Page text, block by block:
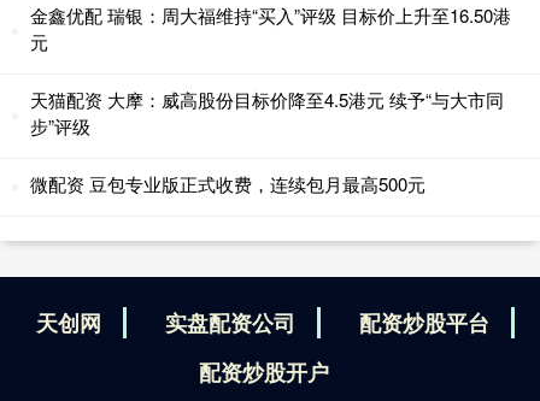
金鑫优配 瑞银：周大福维持“买入”评级 目标价上升至16.50港
元
天猫配资 大摩：威高股份目标价降至4.5港元 续予“与大市同
步”评级
微配资 豆包专业版正式收费，连续包月最高500元
天创网 实盘配资公司
配资炒股平台
配资炒股开户